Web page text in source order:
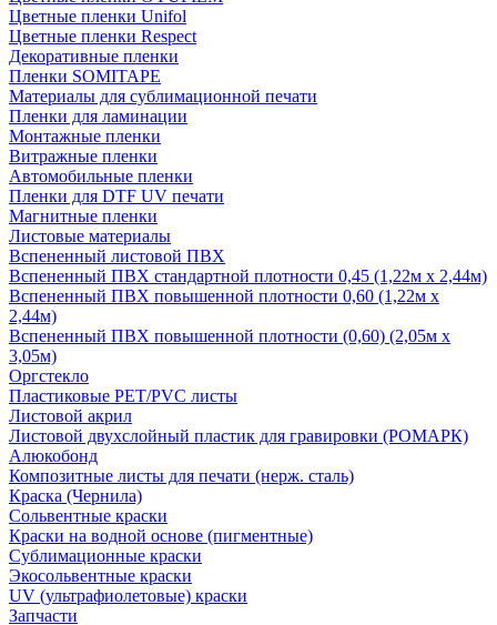
Цветные пленки Unifol
Цветные пленки Respect
Декоративные пленки
Пленки SOMITAPE
Материалы для сублимационной печати
Пленки для ламинации
Монтажные пленки
Витражные пленки
Автомобильные пленки
Пленки для DTF UV печати
Магнитные пленки
Листовые материалы
Вспененный листовой ПВХ
Вспененный ПВХ стандартной плотности 0,45 (1,22м х 2,44м)
Вспененный ПВХ повышенной плотности 0,60 (1,22м х
2,44м)
Вспененный ПВХ повышенной плотности (0,60) (2,05м х
3,05м)
Оргстекло
Пластиковые PET/PVC листы
Листовой акрил
Листовой двухслойный пластик для гравировки (РОМАРК)
Алюкобонд
Композитные листы для печати (нерж. сталь)
Краска (Чернила)
Сольвентные краски
Краски на водной основе (пигментные)
Сублимационные краски
Экосольвентные краски
UV (ультрафиолетовые) краски
Запчасти